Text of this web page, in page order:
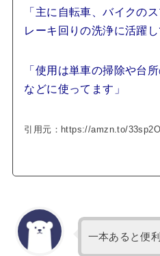
「主に自転車、バイクの
レーキ回りの洗浄に活躍し
「使用は単車の掃除や台
などに使ってます」
引用元：https://amzn.to/
一本あると便